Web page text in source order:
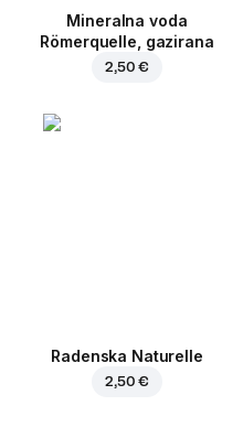
Mineralna voda
Römerquelle, gazirana
2,50 €
Radenska Naturelle
2,50 €